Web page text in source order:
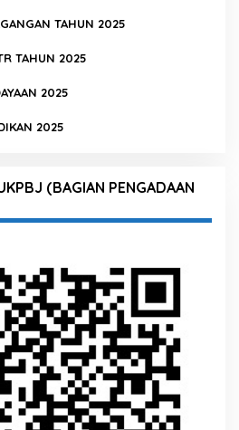
TAHUN 2025
TAHUN 2025
2025
2025
(BAGIAN PENGADAAN